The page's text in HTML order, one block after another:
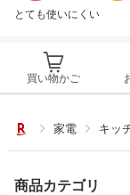
とても使いにくい
買い物かご
家電 キッ
商品カテゴリ